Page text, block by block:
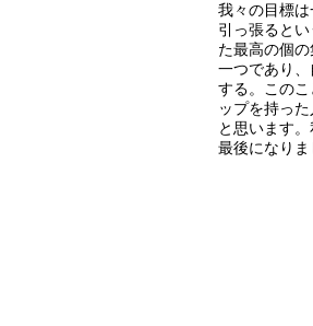
我々の目標
引っ張ると
た最高の個
一つであり
する。この
ップを持っ
と思います
最後になりま